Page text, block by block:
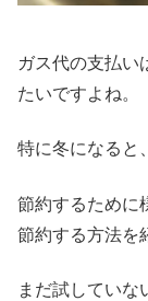
ガス代の支払い
たいですよね。
特に冬になると
節約するために
節約する方法を
まだ試していな